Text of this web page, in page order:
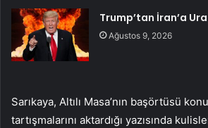
Trump’tan İran’a
Ağustos 9, 2026
Sarıkaya, Altılı Masa’nın başörtüsü
tartışmalarını aktardığı yazısında